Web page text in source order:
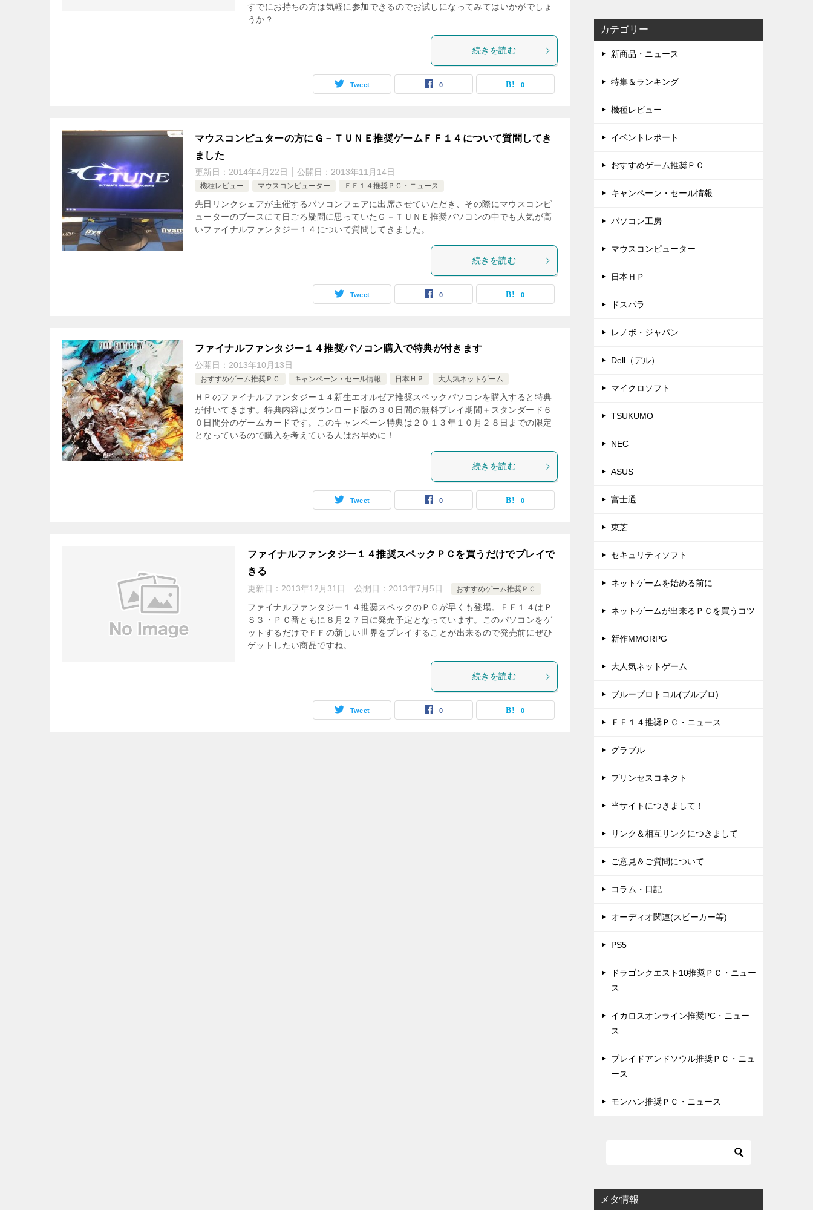
すでにお持ちの方は気軽に参加できるのでお試しになってみてはいかがでしょ
うか？
続きを読む
Tweet 0 0
マウスコンピュターの方にＧ－ＴＵＮＥ推奨ゲームＦＦ１４について質問してき
ました
更新日： 2014年4月22日 公開日： 2013年11月14日
機種レビュー マウスコンピューター ＦＦ１４推奨ＰＣ・ニュース
先日リンクシェアが主催するパソコンフェアに出席させていただき、その際にマウスコンピ
ューターのブースにて日ごろ疑問に思っていたＧ－ＴＵＮＥ推奨パソコンの中でも人気が高
いファイナルファンタジー１４について質問してきました。
続きを読む
Tweet 0 0
ファイナルファンタジー１４推奨パソコン購入で特典が付きます
公開日： 2013年10月13日
おすすめゲーム推奨ＰＣ キャンペーン・セール情報 日本ＨＰ 大人気ネットゲーム
ＨＰのファイナルファンタジー１４新生エオルゼア推奨スペックパソコンを購入すると特典
が付いてきます。特典内容はダウンロード版の３０日間の無料プレイ期間＋スタンダード６
０日間分のゲームカードです。このキャンペーン特典は２０１３年１０月２８日までの限定
となっているので購入を考えている人はお早めに！
続きを読む
Tweet 0 0
ファイナルファンタジー１４推奨スペックＰＣを買うだけでプレイで
きる
更新日： 2013年12月31日 公開日： 2013年7月5日 おすすめゲーム推奨ＰＣ
ファイナルファンタジー１４推奨スペックのＰＣが早くも登場。ＦＦ１４はＰ
Ｓ３・ＰＣ番ともに８月２７日に発売予定となっています。このパソコンをゲ
ットするだけでＦＦの新しい世界をプレイすることが出来るので発売前にぜひ
ゲットしたい商品ですね。
続きを読む
Tweet 0 0
カテゴリー
新商品・ニュース
特集＆ランキング
機種レビュー
イベントレポート
おすすめゲーム推奨ＰＣ
キャンペーン・セール情報
パソコン工房
マウスコンピューター
日本ＨＰ
ドスパラ
レノボ・ジャパン
Dell（デル）
マイクロソフト
TSUKUMO
NEC
ASUS
富士通
東芝
セキュリティソフト
ネットゲームを始める前に
ネットゲームが出来るＰＣを買うコツ
新作MMORPG
大人気ネットゲーム
ブループロトコル(ブルプロ)
ＦＦ１４推奨ＰＣ・ニュース
グラブル
プリンセスコネクト
当サイトにつきまして！
リンク＆相互リンクにつきまして
ご意見＆ご質問について
コラム・日記
オーディオ関連(スピーカー等)
PS5
ドラゴンクエスト10推奨ＰＣ・ニュー
ス
イカロスオンライン推奨PC・ニュー
ス
ブレイドアンドソウル推奨ＰＣ・ニュ
ース
モンハン推奨ＰＣ・ニュース
メタ情報